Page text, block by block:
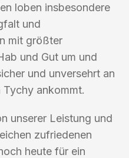
loben insbesondere
und
mit größter
und Gut um und
und unversehrt an
Tychy ankommt.
unserer Leistung und
zufriedenen
heute für ein